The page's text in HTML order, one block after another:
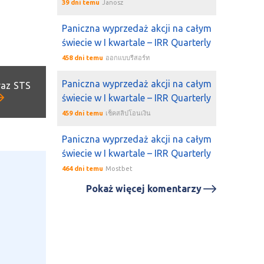
STS
39 dni temu Janosz
Paniczna wyprzedaż akcji na całym
świecie w I kwartale – IRR Quarterly
458 dni temu ออกแบบรีสอร์ท
Paniczna wyprzedaż akcji na całym
świecie w I kwartale – IRR Quarterly
459 dni temu เช็คสลิปโอนเงิน
Paniczna wyprzedaż akcji na całym
świecie w I kwartale – IRR Quarterly
464 dni temu Mostbet
Pokaż więcej komentarzy